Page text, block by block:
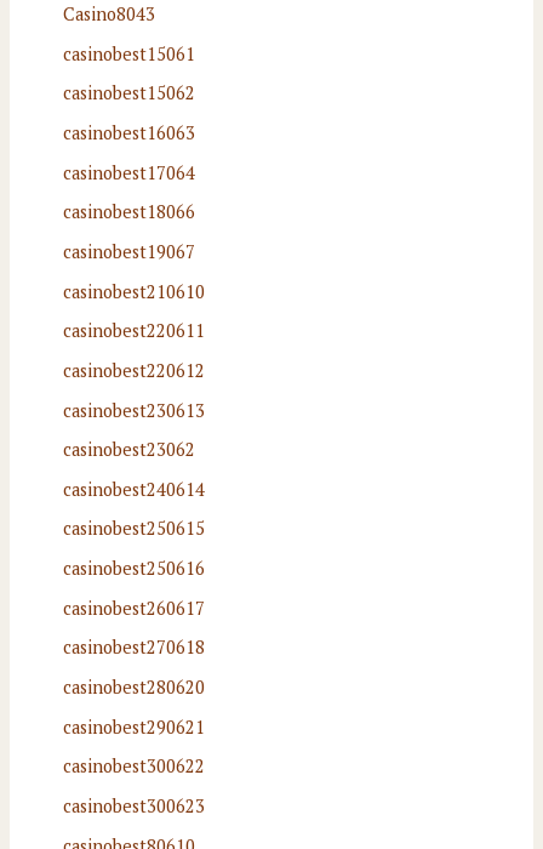
Casino8043
casinobest15061
casinobest15062
casinobest16063
casinobest17064
casinobest18066
casinobest19067
casinobest210610
casinobest220611
casinobest220612
casinobest230613
casinobest23062
casinobest240614
casinobest250615
casinobest250616
casinobest260617
casinobest270618
casinobest280620
casinobest290621
casinobest300622
casinobest300623